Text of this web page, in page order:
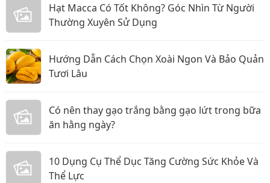
Hạt Macca Có Tốt Không? Góc Nhìn Từ Người
Thường Xuyên Sử Dụng
Hướng Dẫn Cách Chọn Xoài Ngon Và Bảo Quản
Tươi Lâu
Có nên thay gạo trắng bằng gạo lứt trong bữa
ăn hằng ngày?
10 Dụng Cụ Thể Dục Tăng Cường Sức Khỏe Và
Thể Lực